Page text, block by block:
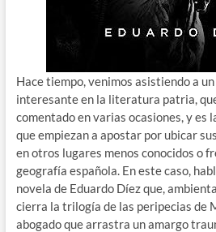
Hace tiempo, venimos asistiendo a
interesante en la literatura patria,
comentado en varias ocasiones, y es
que empiezan a apostar por ubicar
en otros lugares menos conocidos o
geografía española. En este caso,
novela de Eduardo Díez que,
cierra la trilogía de las peripecias de
abogado que arrastra un amargo